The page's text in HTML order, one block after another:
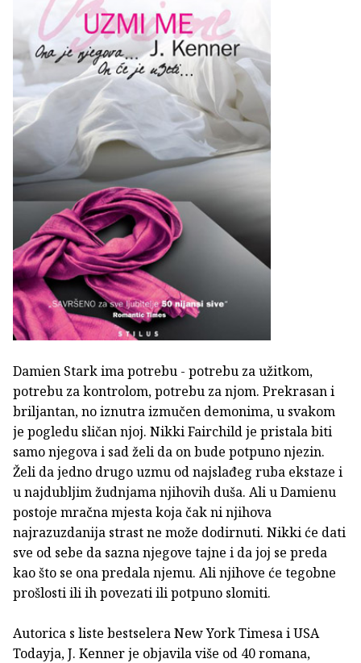
Damien Stark ima potrebu - potrebu za užitkom,
potrebu za kontrolom, potrebu za njom. Prekrasan i
briljantan, no iznutra izmučen demonima, u svakom
je pogledu sličan njoj. Nikki Fairchild je pristala biti
samo njegova i sad želi da on bude potpuno njezin.
Želi da jedno drugo uzmu od najslađeg ruba ekstaze i
u najdubljim žudnjama njihovih duša. Ali u Damienu
postoje mračna mjesta koja čak ni njihova
najrazuzdanija strast ne može dodirnuti. Nikki će dati
sve od sebe da sazna njegove tajne i da joj se preda
kao što se ona predala njemu. Ali njihove će tegobne
prošlosti ili ih povezati ili potpuno slomiti.
Autorica s liste bestselera New York Timesa i USA
Todayja, J. Kenner je objavila više od 40 romana,